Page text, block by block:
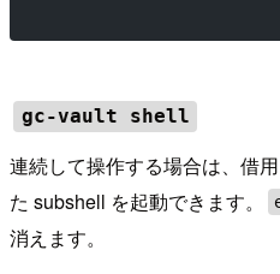
gc-vault shell
連続して操作する場合は、借
た subshell を起動できます。
消えます。